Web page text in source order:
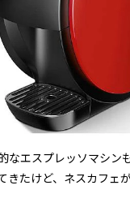
なエスプレッソマシン
きたけど、ネスカフェ